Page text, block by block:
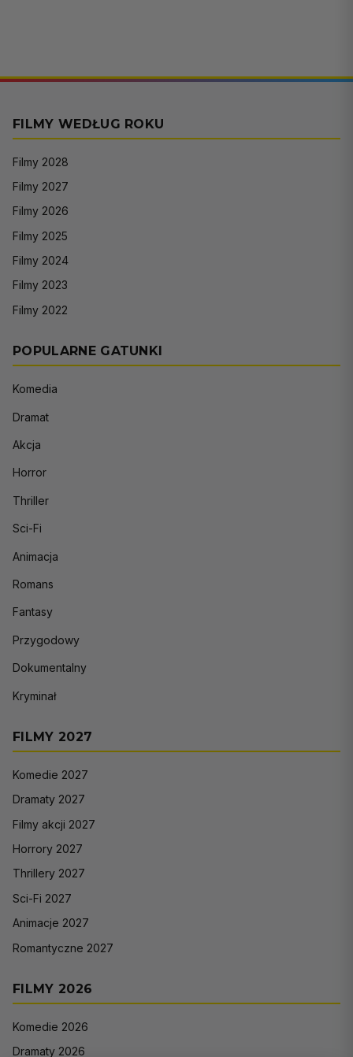
FILMY WEDŁUG ROKU
Filmy 2028
Filmy 2027
Filmy 2026
Filmy 2025
Filmy 2024
Filmy 2023
Filmy 2022
POPULARNE GATUNKI
Komedia
Dramat
Akcja
Horror
Thriller
Sci-Fi
Animacja
Romans
Fantasy
Przygodowy
Dokumentalny
Kryminał
FILMY 2027
Komedie 2027
Dramaty 2027
Filmy akcji 2027
Horrory 2027
Thrillery 2027
Sci-Fi 2027
Animacje 2027
Romantyczne 2027
FILMY 2026
Komedie 2026
Dramaty 2026